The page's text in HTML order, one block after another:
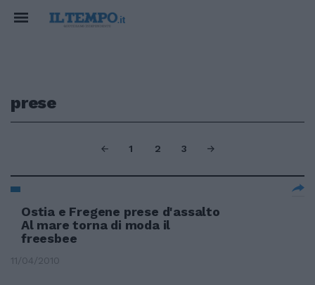
prese
1 2 3
Ostia e Fregene prese d'assalto
Al mare torna di moda il
freesbee
11/04/2010